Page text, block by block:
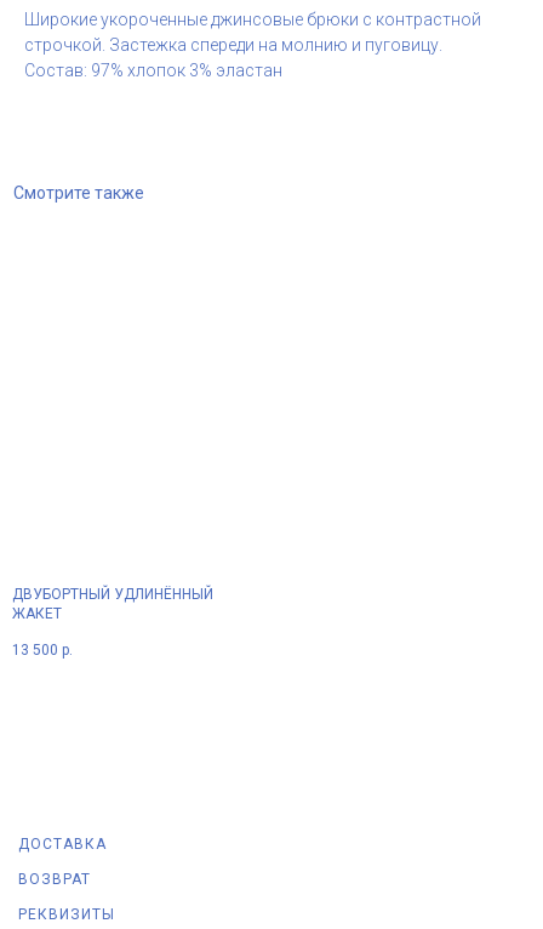
Широкие укороченные джинсовые брюки с контрастной
строчкой. Застежка спереди на молнию и пуговицу.
Состав: 97% хлопок 3% эластан
Смотрите также
ДВУБОРТНЫЙ УДЛИНЁННЫЙ
ЖАКЕТ
13 500 р.
ДОСТАВКА
РЕКВИЗИТЫ
ВОЗВРАТ